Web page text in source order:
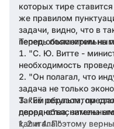
которых тире
же правилом
задачи, видно, что в
перед
Теперь посмотрим на
"C. Ю. Витте -
необходимость
"Он полагал, что
задача не только
"Её результатом
дворянства, замена
капитала."
Таким образом,
перед
1, 2 и 4. Поэтому